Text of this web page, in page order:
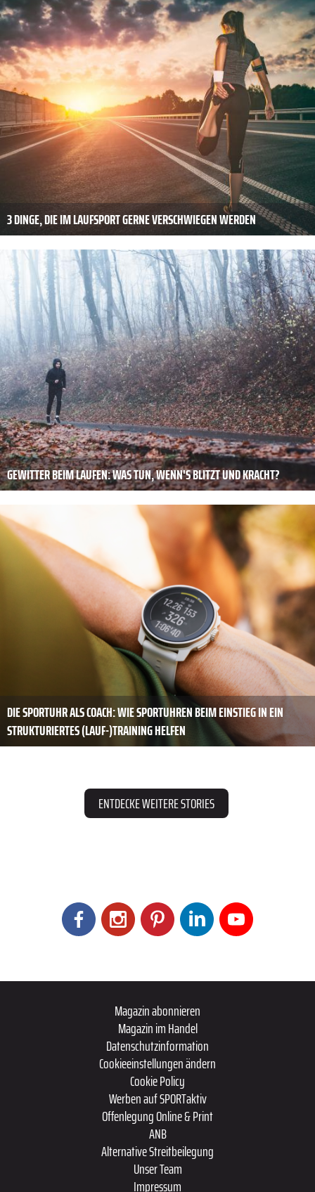
3 DINGE, DIE IM LAUFSPORT GERNE VERSCHWIEGEN WERDEN
GEWITTER BEIM LAUFEN: WAS TUN, WENN'S BLITZT UND KRACHT?
DIE SPORTUHR ALS COACH: WIE SPORTUHREN BEIM EINSTIEG IN EIN
STRUKTURIERTES (LAUF-)TRAINING HELFEN
ENTDECKE WEITERE STORIES
Magazin abonnieren
Magazin im Handel
Datenschutzinformation
Cookieeinstellungen ändern
Cookie Policy
Werben auf SPORTaktiv
Offenlegung Online & Print
ANB
Alternative Streitbeilegung
Unser Team
Impressum